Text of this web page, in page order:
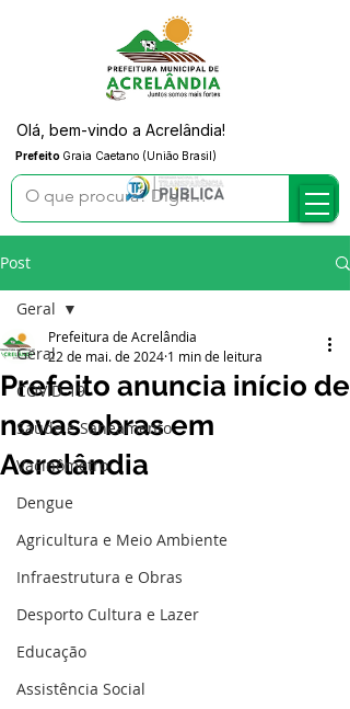
Prefeito Graia Caetano (União Brasil)
Olá, bem-vindo a Acrelândia!
Post
Geral
COVID-19
Saúde e Saneamento
Vacinômetro
Dengue
Agricultura e Meio Ambiente
Infraestrutura e Obras
Desporto Cultura e Lazer
Educação
Assistência Social
Geral
Prefeito anuncia início de
novas obras em
Acrelândia
Prefeitura de Acrelândia
22 de mai. de 2024 1 min de leitura